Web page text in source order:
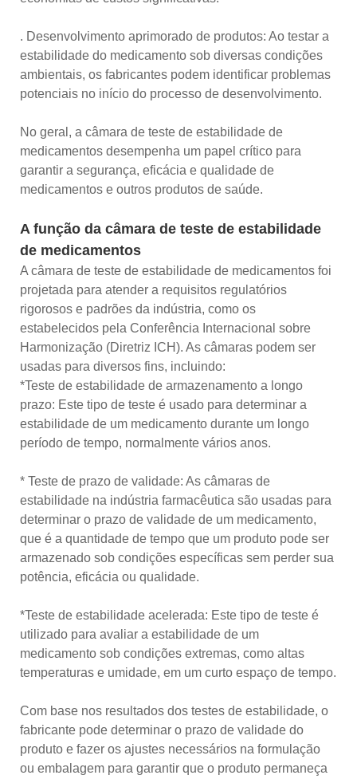
. Desenvolvimento aprimorado de produtos: Ao testar a
estabilidade do medicamento sob diversas condições
ambientais, os fabricantes podem identificar problemas
potenciais no início do processo de desenvolvimento.
No geral, a câmara de teste de estabilidade de
medicamentos desempenha um papel crítico para
garantir a segurança, eficácia e qualidade de
medicamentos e outros produtos de saúde.
A função da câmara de teste de estabilidade
de medicamentos
A câmara de teste de estabilidade de medicamentos foi
projetada para atender a requisitos regulatórios
rigorosos e padrões da indústria, como os
estabelecidos pela Conferência Internacional sobre
Harmonização (Diretriz ICH). As câmaras podem ser
usadas para diversos fins, incluindo:
*Teste de estabilidade de armazenamento a longo
prazo: Este tipo de teste é usado para determinar a
estabilidade de um medicamento durante um longo
período de tempo, normalmente vários anos.
* Teste de prazo de validade: As câmaras de
estabilidade na indústria farmacêutica são usadas para
determinar o prazo de validade de um medicamento,
que é a quantidade de tempo que um produto pode ser
armazenado sob condições específicas sem perder sua
potência, eficácia ou qualidade.
*Teste de estabilidade acelerada: Este tipo de teste é
utilizado para avaliar a estabilidade de um
medicamento sob condições extremas, como altas
temperaturas e umidade, em um curto espaço de tempo.
Com base nos resultados dos testes de estabilidade, o
fabricante pode determinar o prazo de validade do
produto e fazer os ajustes necessários na formulação
ou embalagem para garantir que o produto permaneça